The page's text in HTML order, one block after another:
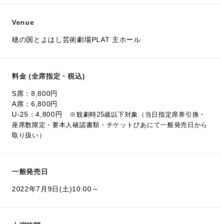
Venue
穂の国とよはし芸術劇場PLAT 主ホール
料金 (全席指定・税込)
S席：8,800円
A席：6,800円
U-25：4,800円
※観劇時25歳以下対象（当日指定席券引換・
座席数限定・要本人確認書類・チケットぴあにて一般発売日から
取り扱い）
一般発売日
2022年7月9日(土)10:00～